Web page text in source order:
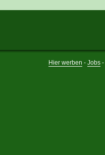
Hier werben - Jobs-